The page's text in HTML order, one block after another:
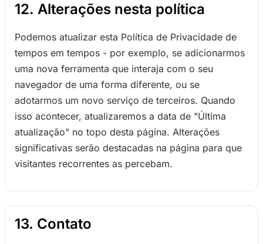
12. Alterações nesta política
Podemos atualizar esta Política de Privacidade de
tempos em tempos - por exemplo, se adicionarmos
uma nova ferramenta que interaja com o seu
navegador de uma forma diferente, ou se
adotarmos um novo serviço de terceiros. Quando
isso acontecer, atualizaremos a data de "Última
atualização" no topo desta página. Alterações
significativas serão destacadas na página para que
visitantes recorrentes as percebam.
13. Contato